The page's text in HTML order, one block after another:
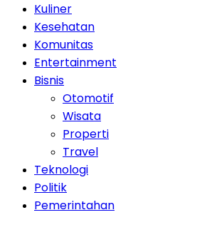
Kuliner
Kesehatan
Komunitas
Entertainment
Bisnis
Otomotif
Wisata
Properti
Travel
Teknologi
Politik
Pemerintahan